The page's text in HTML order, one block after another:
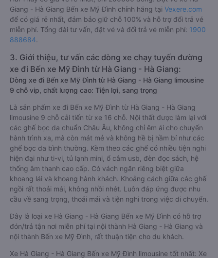
Giang - Hà Giang Bến xe Mỹ Đình chính hãng tại Vexere.com
để có giá rẻ nhất, đảm bảo giữ chỗ 100% và hỗ trợ đổi trả vé
miễn phí. Tổng đài tư vấn, đặt vé và đổi trả vé miễn phí: 1900
888684.
3. Giới thiệu, tư vấn các dòng xe chạy tuyến đường
xe đi Bến xe Mỹ Đình từ Hà Giang - Hà Giang:
Dòng xe đi Bến xe Mỹ Đình từ Hà Giang - Hà Giang limousine
9 chỗ vip, chất lượng cao: Tiện lợi, sang trọng
Là sản phẩm xe đi Bến xe Mỹ Đình từ Hà Giang - Hà Giang
limousine 9 chỗ cải tiến từ xe 16 chỗ. Nội thất được làm lại với
các ghế bọc da chuẩn Châu Âu, không chỉ êm ái cho chuyến
hành trình xa, mà còn mát mẻ và không hề bị hầm bí như các
ghế bọc da bình thường. Kèm theo các ghế có nhiều tiện nghi
hiện đại như ti-vi, tủ lạnh mini, ổ cắm usb, đèn đọc sách, hệ
thống âm thanh cao cấp. Có vách ngăn riêng biệt giữa
khoang lái và khoang hành khách. Khoảng cách giữa các ghế
ngồi rất thoải mái, không nhồi nhét. Luôn đáp ứng được nhu
cầu về sang trọng, thoải mái và tiện nghi trong việc di chuyển.
Đây là loại xe Hà Giang - Hà Giang Bến xe Mỹ Đình có hỗ trợ
đón/trả tận nơi miễn phí tại nội thành Hà Giang - Hà Giang và
nội thành Bến xe Mỹ Đình, rất thuận tiện cho du khách.
Xe Hà Giang - Hà Giang Bến xe Mỹ Đình limousine tốt nhất: Xe